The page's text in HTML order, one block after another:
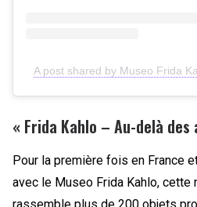
A post shared by Museo Frida
« Frida Kahlo – Au-delà des
Pour la première fois en France
avec le Museo Frida Kahlo,